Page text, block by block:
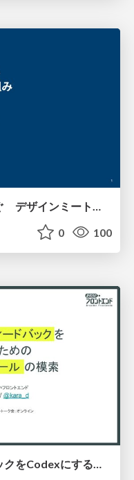
0 100
空間アプリ開発のフィードバックをCodexにするための抽象的なデザインツールの模索